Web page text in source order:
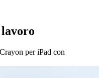
per iPad con